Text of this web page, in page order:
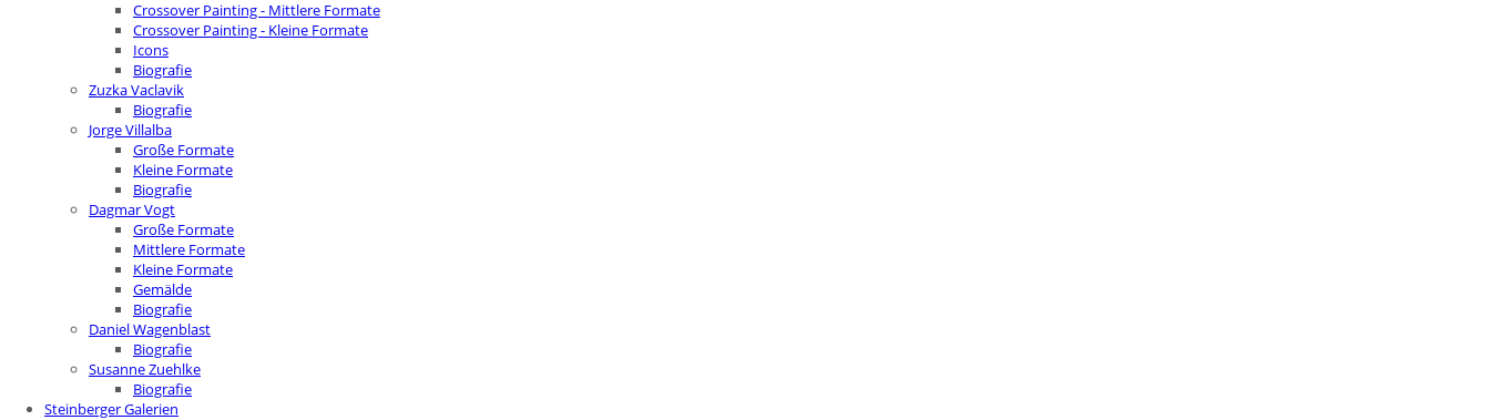
Crossover Painting - Mittlere Formate
Crossover Painting - Kleine Formate
Icons
Biografie
Zuzka Vaclavik
Biografie
Jorge Villalba
Große Formate
Kleine Formate
Biografie
Dagmar Vogt
Große Formate
Mittlere Formate
Kleine Formate
Gemälde
Biografie
Daniel Wagenblast
Biografie
Susanne Zuehlke
Biografie
Steinberger Galerien